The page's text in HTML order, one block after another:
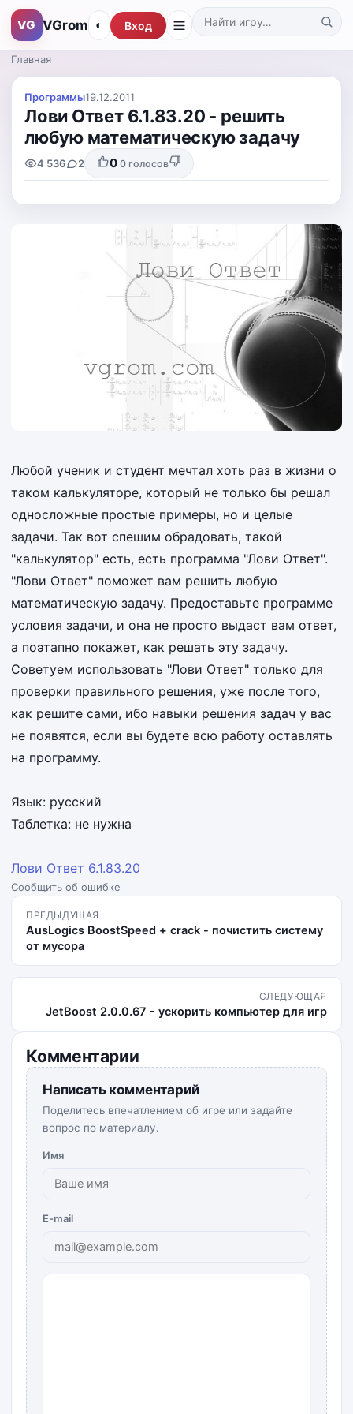
VG VGrom Поиск по каталогу
◐ Вход
Главная
Программы19.12.2011
Лови Ответ 6.1.83.20 - решить
любую математическую задачу
4 536 2 0 0 голосов
Любой ученик и студент мечтал хоть раз в жизни о
таком калькуляторе, который не только бы решал
односложные простые примеры, но и целые
задачи. Так вот спешим обрадовать, такой
"калькулятор" есть, есть программа "Лови Ответ".
"Лови Ответ" поможет вам решить любую
математическую задачу. Предоставьте программе
условия задачи, и она не просто выдаст вам ответ,
а поэтапно покажет, как решать эту задачу.
Советуем использовать "Лови Ответ" только для
проверки правильного решения, уже после того,
как решите сами, ибо навыки решения задач у вас
не появятся, если вы будете всю работу оставлять
на программу.
Язык: русский
Таблетка: не нужна
Лови Ответ 6.1.83.20
Сообщить об ошибке
ПРЕДЫДУЩАЯ
AusLogics BoostSpeed + crack - почистить систему
от мусора
СЛЕДУЮЩАЯ
JetBoost 2.0.0.67 - ускорить компьютер для игр
Комментарии
Написать комментарий
Поделитесь впечатлением об игре или задайте
вопрос по материалу.
Имя
E-mail